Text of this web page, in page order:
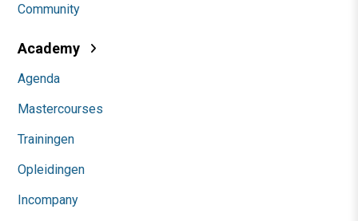
Community
Academy
Agenda
Mastercourses
Trainingen
Opleidingen
Incompany